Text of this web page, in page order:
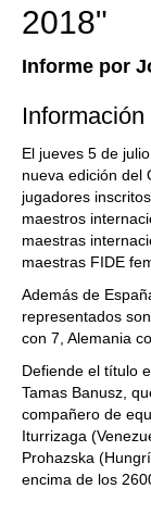
2018"
Informe por
El jueves 5 de
nueva edición del
jugadores
maestros
maestras
maestras FIDE
Además de
representados
con 7, Alemania
Defiende el título
Tamas Banusz,
compañero de
Iturrizaga
Prohazska
encima de los